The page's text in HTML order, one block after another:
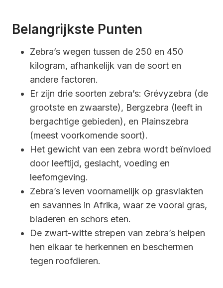
Belangrijkste Punten
Zebra’s wegen tussen de 250 en 450
kilogram, afhankelijk van de soort en
andere factoren.
Er zijn drie soorten zebra’s: Grévyzebra (de
grootste en zwaarste), Bergzebra (leeft in
bergachtige gebieden), en Plainszebra
(meest voorkomende soort).
Het gewicht van een zebra wordt beïnvloed
door leeftijd, geslacht, voeding en
leefomgeving.
Zebra’s leven voornamelijk op grasvlakten
en savannes in Afrika, waar ze vooral gras,
bladeren en schors eten.
De zwart-witte strepen van zebra’s helpen
hen elkaar te herkennen en beschermen
tegen roofdieren.